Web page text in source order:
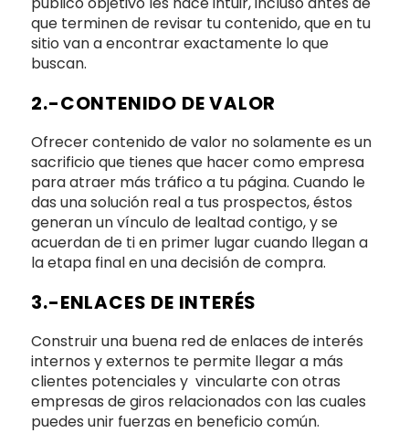
que terminen de revisar tu contenido, que en tu
sitio van a encontrar exactamente lo que
buscan.
2.-CONTENIDO DE VALOR
Ofrecer contenido de valor no solamente es un
sacrificio que tienes que hacer como empresa
para atraer más tráfico a tu página. Cuando le
das una solución real a tus prospectos, éstos
generan un vínculo de lealtad contigo, y se
acuerdan de ti en primer lugar cuando llegan a
la etapa final en una decisión de compra.
3.-ENLACES DE INTERÉS
Construir una buena red de enlaces de interés
internos y externos te permite llegar a más
clientes potenciales y vincularte con otras
empresas de giros relacionados con las cuales
puedes unir fuerzas en beneficio común.